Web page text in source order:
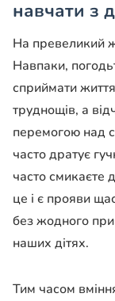
навчати з
На превеликий
Навпаки,
сприймати
труднощів, а
перемогою над
часто дратує
часто смикаєте
це і є прояви
без жодного
наших дітях.
Тим часом